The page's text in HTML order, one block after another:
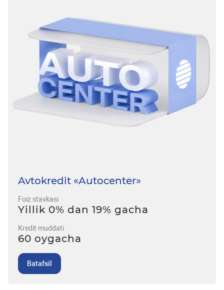
Avtokredit «Autocenter»
Foiz stavkasi
Yillik 0% dan 19% gacha
Kredit muddati
60 oygacha
Batafsil